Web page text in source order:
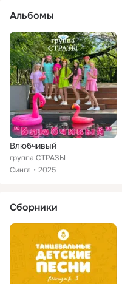
Альбомы
Влюбчивый
группа СТРАЗЫ
Сингл
2025
Сборники